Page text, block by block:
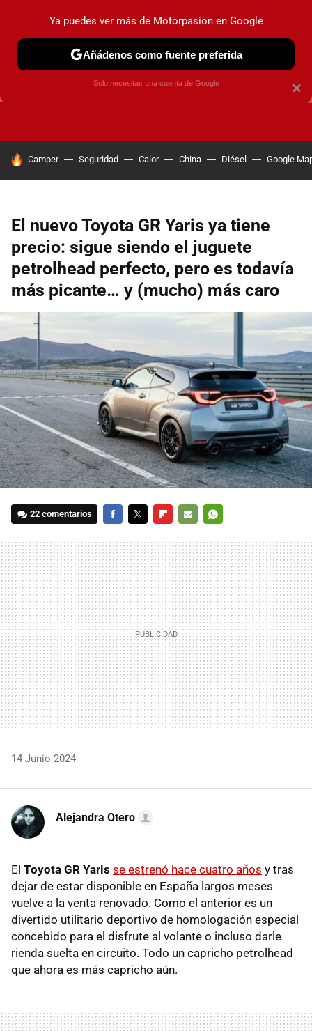
GUÍAS DE COMPRA OFERTAS DE COCHES CONSEJOS
HOY SE HABLA DE
Camper Seguridad Calor China Diésel Google
El nuevo Toyota GR Yaris ya tiene
precio: sigue siendo el juguete
petrolhead perfecto, pero es todavía
más picante… y (mucho) más caro
22 comentarios
MAIL
14 Junio 2024
Alejandra Otero
El Toyota GR Yaris se estrenó hace cuatro años y tras
dejar de estar disponible en España largos meses
vuelve a la venta renovado. Como el anterior es un
divertido utilitario deportivo de homologación especial
concebido para el disfrute al volante o incluso darle
rienda suelta en circuito. Todo un capricho petrolhead
que ahora es más capricho aún.
×
Ya puedes ver más de Motorpasion en Google
Añádenos como fuente preferida
Solo necesitas una cuenta de Google